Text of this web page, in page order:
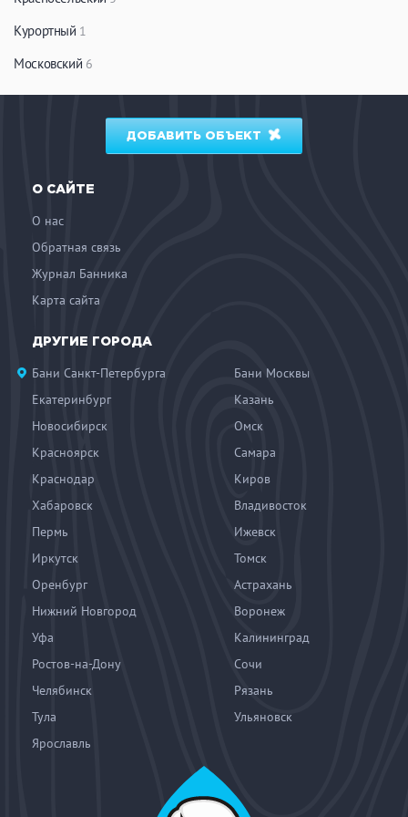
Курортный 1
Московский 6
ДОБАВИТЬ ОБЪЕКТ
О САЙТЕ
О нас
Обратная связь
Журнал Банника
Карта сайта
ДРУГИЕ ГОРОДА
Бани Санкт-Петербурга
Бани Москвы
Екатеринбург
Казань
Новосибирск
Омск
Красноярск
Самара
Краснодар
Киров
Хабаровск
Владивосток
Пермь
Ижевск
Иркутск
Томск
Оренбург
Астрахань
Нижний Новгород
Воронеж
Уфа
Калининград
Ростов-на-Дону
Сочи
Челябинск
Рязань
Тула
Ульяновск
Ярославль